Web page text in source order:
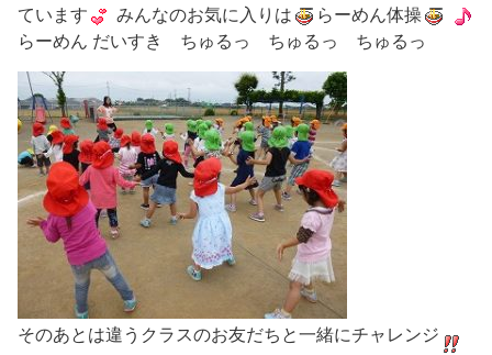
ています
みんなのお気に入りは
らーめん体操
らーめん だいすき ちゅるっ ちゅるっ ちゅるっ
そのあとは違うクラスのお友だちと一緒にチャレンジ